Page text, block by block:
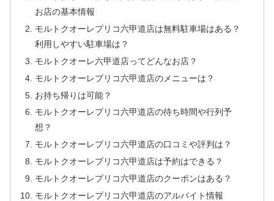
お店の基本情報
モルトクオーレプリコ六甲道店は無料駐車場はある？
利用しやすい駐車場は？
モルトクオーレ六甲道店ってどんなお店？
モルトクオーレプリコ六甲道店のメニューは？
お持ち帰りは可能？
モルトクオーレプリコ六甲道店の待ち時間や行列予
想？
モルトクオーレプリコ六甲道店の口コミや評判は？
モルトクオーレプリコ六甲道店は予約はできる？
モルトクオーレプリコ六甲道店のクーポンはある？
モルトクオーレプリコ六甲道店のアルバイト情報